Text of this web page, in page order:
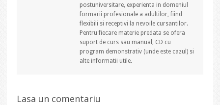
postuniversitare, experienta in domeniul
formarii profesionale a adultilor, fiind
flexibili si receptivi la nevoile cursantilor.
Pentru fiecare materie predata se ofera
suport de curs sau manual, CD cu
program demonstrativ (unde este cazul) si
alte informatii utile.
Lasa un comentariu